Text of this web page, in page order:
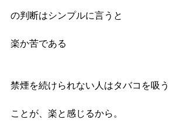
の判断はシンプルに言うと
楽か苦である
禁煙を続けられない人はタバコを吸う
ことが、楽と感じるから。